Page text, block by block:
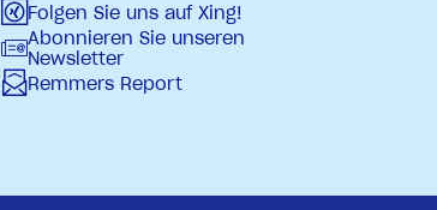
Folgen Sie uns auf Xing!
Abonnieren Sie unseren
Newsletter
Remmers Report